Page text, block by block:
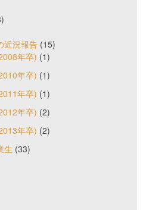
近況報告 (15)
年卒) (1)
年卒) (1)
年卒) (1)
年卒) (2)
年卒) (2)
生 (33)